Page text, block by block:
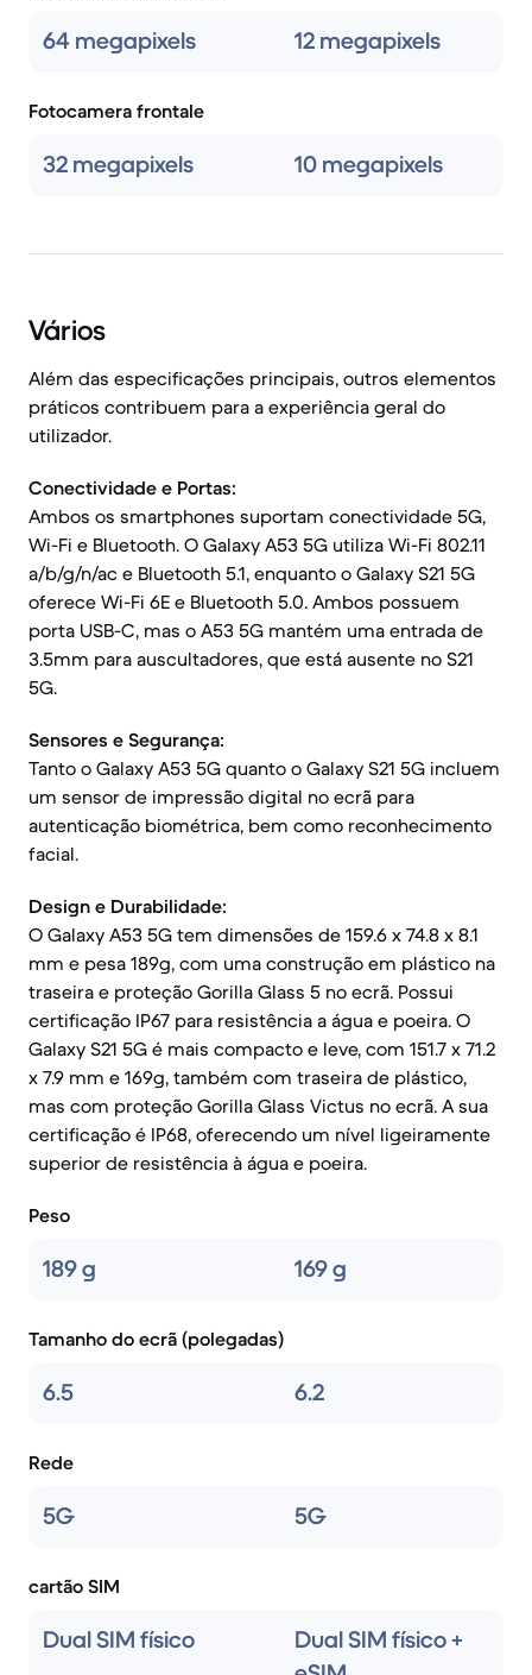
64 megapixels 12 megapixels
Fotocamera frontale
32 megapixels 10 megapixels
Vários
Além das especificações principais, outros elementos
práticos contribuem para a experiência geral do
utilizador.
Conectividade e Portas:
Ambos os smartphones suportam conectividade 5G,
Wi-Fi e Bluetooth. O Galaxy A53 5G utiliza Wi-Fi 802.11
a/b/g/n/ac e Bluetooth 5.1, enquanto o Galaxy S21 5G
oferece Wi-Fi 6E e Bluetooth 5.0. Ambos possuem
porta USB-C, mas o A53 5G mantém uma entrada de
3.5mm para auscultadores, que está ausente no S21
5G.
Sensores e Segurança:
Tanto o Galaxy A53 5G quanto o Galaxy S21 5G incluem
um sensor de impressão digital no ecrã para
autenticação biométrica, bem como reconhecimento
facial.
Design e Durabilidade:
O Galaxy A53 5G tem dimensões de 159.6 x 74.8 x 8.1
mm e pesa 189g, com uma construção em plástico na
traseira e proteção Gorilla Glass 5 no ecrã. Possui
certificação IP67 para resistência a água e poeira. O
Galaxy S21 5G é mais compacto e leve, com 151.7 x 71.2
x 7.9 mm e 169g, também com traseira de plástico,
mas com proteção Gorilla Glass Victus no ecrã. A sua
certificação é IP68, oferecendo um nível ligeiramente
superior de resistência à água e poeira.
Peso
189 g 169 g
Tamanho do ecrã (polegadas)
6.5 6.2
Rede
5G 5G
cartão SIM
Dual SIM físico
Dual SIM físico +